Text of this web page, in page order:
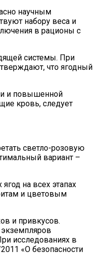
научным
набору веса и
в рационы с
системы. При
что ягодный
и повышенной
кровь, следует
светло-розовую
вариант –
на всех этапах
и цветовым
и привкусов.
исследованиях в
«О безопасности